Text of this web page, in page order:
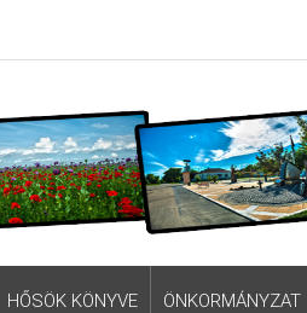
HŐSÖK KÖNYVE ÖNKORMÁNYZAT